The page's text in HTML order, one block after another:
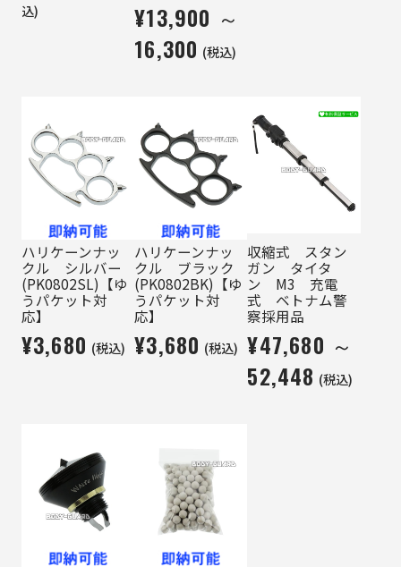
込)
¥13,900 ～
16,300 (税込)
ハリケーンナッ
クル シルバー
(PK0802SL)【ゆ
うパケット対
応】
¥3,680 (税込)
ハリケーンナッ
クル ブラック
(PK0802BK)【ゆ
うパケット対
応】
¥3,680 (税込)
収縮式 スタン
ガン タイタ
ン M3 充電
式 ベトナム警
察採用品
¥47,680 ～
52,448 (税込)